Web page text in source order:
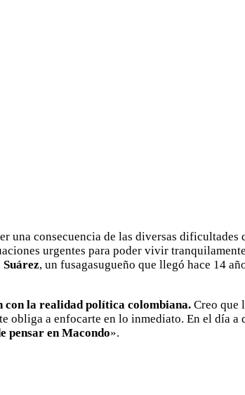
una consecuencia de las diversas
urgentes para poder vivir
, un fusagasugueño que llegó hace 14
con la realidad política colombiana. Creo que
obliga a enfocarte en lo inmediato. En el día a
pensar en Macondo».